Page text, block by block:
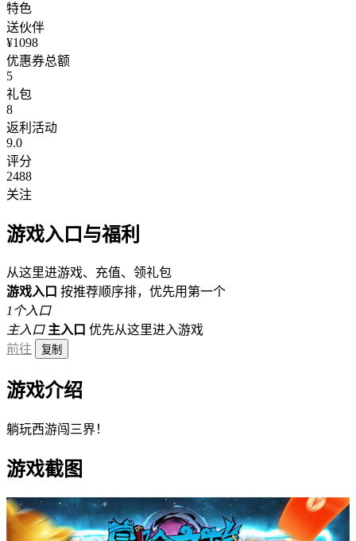
特色
送伙伴
¥1098
优惠券总额
5
礼包
8
返利活动
9.0
评分
2488
关注
游戏入口与福利
从这里进游戏、充值、领礼包
游戏入口 按推荐顺序排，优先用第一个
1个入口
主入口 主入口 优先从这里进入游戏
前往
复制
游戏介绍
躺玩西游闯三界！
游戏截图